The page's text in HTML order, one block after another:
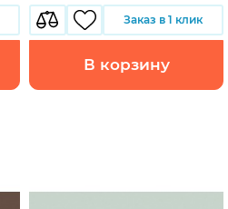
Заказ в 1 клик
В корзину